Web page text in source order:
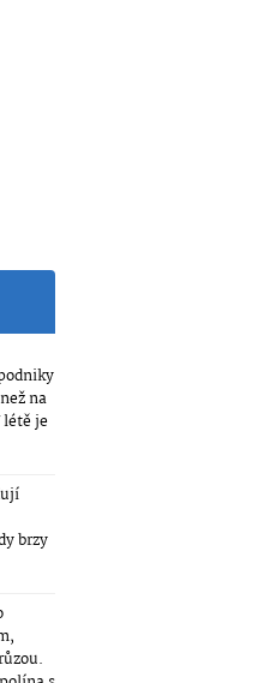
na
je
brzy